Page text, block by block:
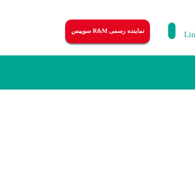
نماینده رسمی R&M سوییس